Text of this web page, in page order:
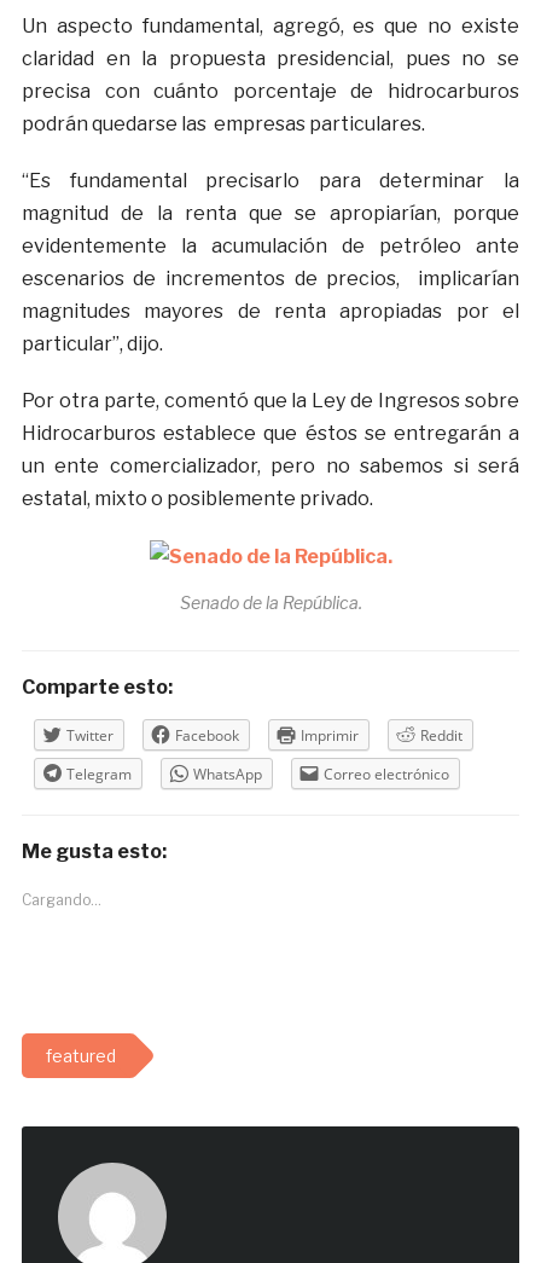
Un aspecto fundamental, agregó, es que no existe
claridad en la propuesta presidencial, pues no se
precisa con cuánto porcentaje de hidrocarburos
podrán quedarse las empresas particulares.
“Es fundamental precisarlo para determinar la
magnitud de la renta que se apropiarían, porque
evidentemente la acumulación de petróleo ante
escenarios de incrementos de precios, implicarían
magnitudes mayores de renta apropiadas por el
particular”, dijo.
Por otra parte, comentó que la Ley de Ingresos sobre
Hidrocarburos establece que éstos se entregarán a
un ente comercializador, pero no sabemos si será
estatal, mixto o posiblemente privado.
Senado de la República.
Comparte esto:
Twitter Facebook Imprimir
Reddit
Telegram
WhatsApp Correo electrónico
Me gusta esto:
Cargando...
featured